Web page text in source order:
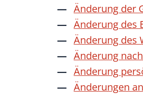
Änderung der
Änderung des
Änderung des
Änderung
Änderung
Änderungen